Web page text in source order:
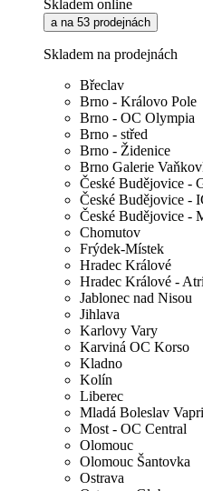
Skladem online
a na 53 prodejnách
Skladem na prodejnách
Břeclav
Brno - Královo Pole
Brno - OC Olympia
Brno - střed
Brno - Židenice
Brno Galerie
České Budějovice -
České Budějovice -
České Budějovice -
Chomutov
Frýdek-Místek
Hradec Králové
Hradec Králové -
Jablonec nad Nisou
Jihlava
Karlovy Vary
Karviná OC Korso
Kladno
Kolín
Liberec
Mladá Boleslav
Most - OC Central
Olomouc
Olomouc Šantovka
Ostrava